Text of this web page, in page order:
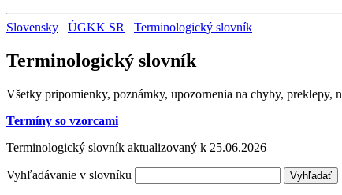
Slovensky ÚGKK SR Terminologický slovník
Terminologický slovník
Všetky pripomienky, poznámky, upozornenia na chyby, preklepy,
Termíny so vzorcami
Terminologický slovník aktualizovaný k 25.06.2026
Vyhľadávanie v slovníku